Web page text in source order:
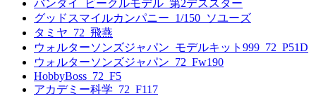
バンダイ_ビークルモデル_第2デススター
グッドスマイルカンパニー_1/150_ソユーズ
タミヤ_72_飛燕
ウォルターソンズジャパン_モデルキット999_72_P51D
ウォルターソンズジャパン_72_Fw190
HobbyBoss_72_F5
アカデミー科学_72_F117